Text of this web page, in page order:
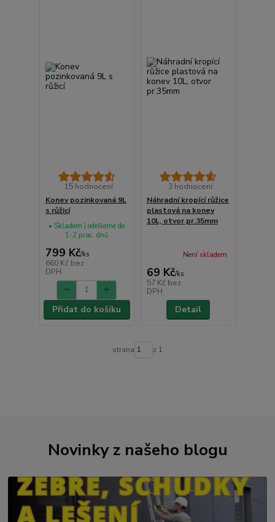
15 hodnocení
Konev pozinkovaná 9L
s růžicí
799 Kč/ks
660 Kč bez
DPH
• Skladem | odešleme do
1-2 prac. dnů
Přidat do košíku
3 hodnocení
Náhradní kropící růžice
plastová na konev
10L, otvor pr.35mm
69 Kč/ks
57 Kč bez
DPH
Není skladem
Detail
strana z 1
Novinky z našeho blogu